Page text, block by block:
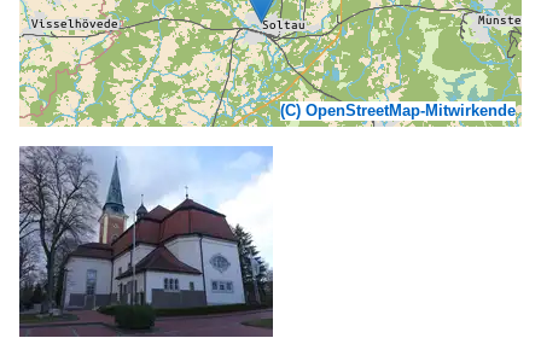
(C) OpenStreetMap-Mitwirkende